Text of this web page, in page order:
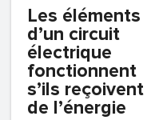
Les éléments
d’un circuit
électrique
fonctionnent
s’ils reçoivent
de l’énergie